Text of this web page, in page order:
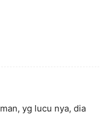
yg lucu nya, dia